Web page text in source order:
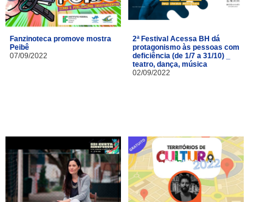
Fanzinoteca promove mostra
Peibê
07/09/2022
2ª Festival Acessa BH dá
protagonismo às pessoas com
deficiência (de 1/7 a 31/10) _
teatro, dança, música
02/09/2022